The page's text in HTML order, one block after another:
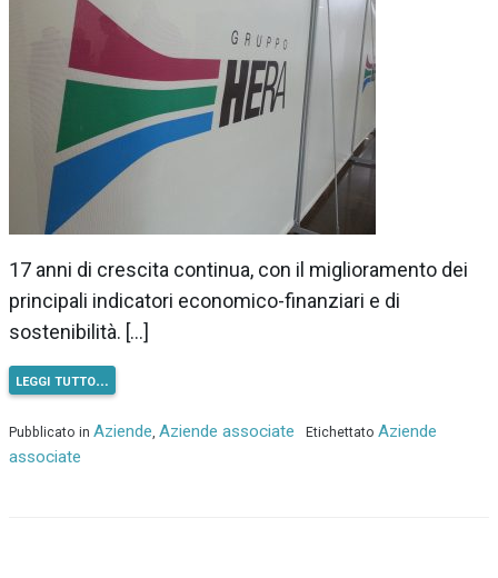
17 anni di crescita continua, con il miglioramento dei
principali indicatori economico-finanziari e di
sostenibilità. […]
leggi tutto…
Pubblicato in Aziende Aziende associate Etichettato Aziende
associate